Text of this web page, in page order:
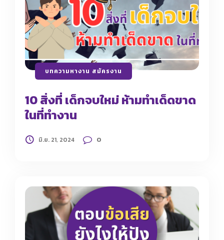
บทความหางาน สมัครงาน
10 สิ่งที่ เด็กจบใหม่ ห้ามทำเด็ดขาด
ในที่ทำงาน
มิ.ย. 21, 2024 0